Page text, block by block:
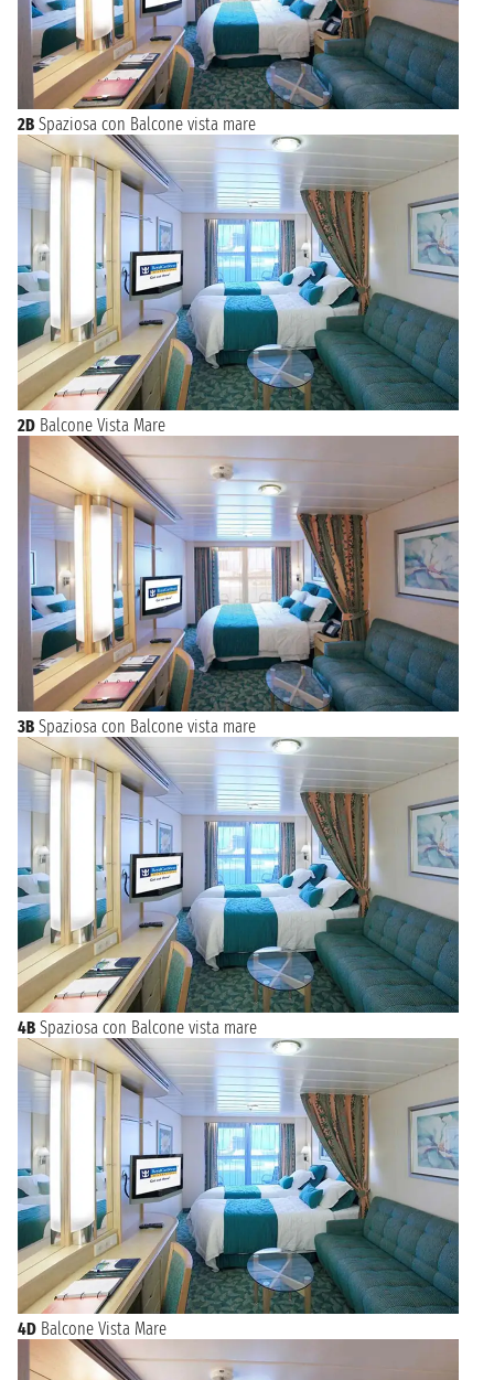
2B Spaziosa con Balcone vista mare
2D Balcone Vista Mare
3B Spaziosa con Balcone vista mare
4B Spaziosa con Balcone vista mare
4D Balcone Vista Mare